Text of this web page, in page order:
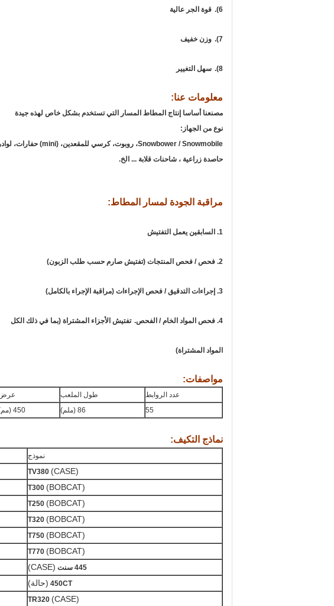
6). قوة الجر عالية
7). وزن خفيف
8). سهل التغيير
معلومات عنا:
مصنعنا أساسا إنتاج المطاط المسار التي تستخدم بشكل خاص لهذه جيدة
نوع من الجهاز:
Snowbower / Snowmobile، روبوت، كرسي للمقعدين، (mini) حفارات، لوادر تحميل، Pitch Paver،
حاصدة زراعية ، شاحنات قلابة ... الخ.
مراقبة الجودة لمسار المطاط:
1. السابقين يعمل التفتيش
2. فحص / فحص المنتجات (تفتيش صارم حسب طلب الزبون)
3. إجراءات التدقيق / فحص الإجراءات (مراقبة الإجراء بالكامل)
4. فحص المواد الخام / الفحص. تفتيش الأجزاء المشتراة (بما في ذلك الكل
المواد المشتراة)
مواصفات:
عدد الروابط طول الملعب
55
86 (ملم) 450 (مم)
نماذج التكيف:
نموذج
TV380 (CASE)
T300 (BOBCAT)
T250 (BOBCAT)
T320 (BOBCAT)
T750 (BOBCAT)
T770 (BOBCAT)
445 سنت
(CASE)
450CT (حالة)
TR320 (CASE)